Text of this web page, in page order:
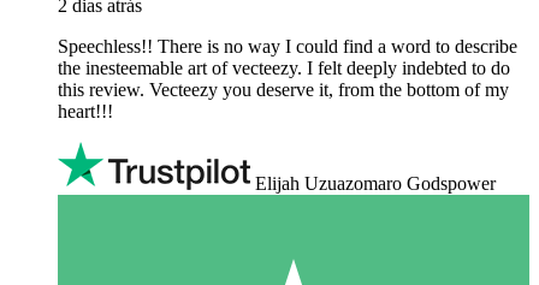
2 dias atrás
Speechless!! There is no way I could find a word to describe
the inesteemable art of vecteezy. I felt deeply indebted to do
this review. Vecteezy you deserve it, from the bottom of my
heart!!!
Elijah Uzuazomaro Godspower